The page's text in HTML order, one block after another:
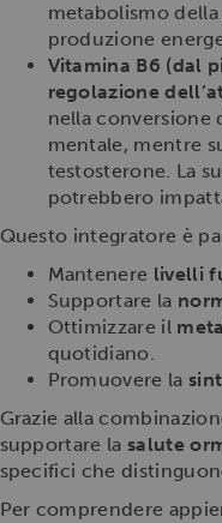
metabolismo
produzione
Vitamina B6 (dal
regolazione
nella conversione
mentale, mentre
testosterone. La
potrebbero
Questo integratore è
Mantenere livelli
Supportare la
Ottimizzare il
quotidiano.
Promuovere la
Grazie alla
supportare la salute
specifici che
Per comprendere